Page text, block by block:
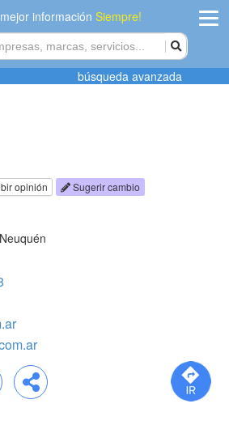
informaciónSiempre!
Agregar
búsqueda avanzada
opinión Sugerir cambio
Compartir